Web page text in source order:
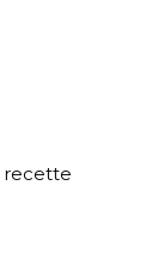
recette